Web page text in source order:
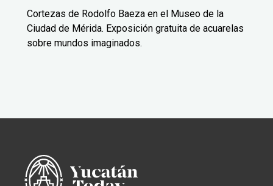
Cortezas de Rodolfo Baeza en el Museo de la
Ciudad de Mérida. Exposición gratuita de acuarelas
sobre mundos imaginados.